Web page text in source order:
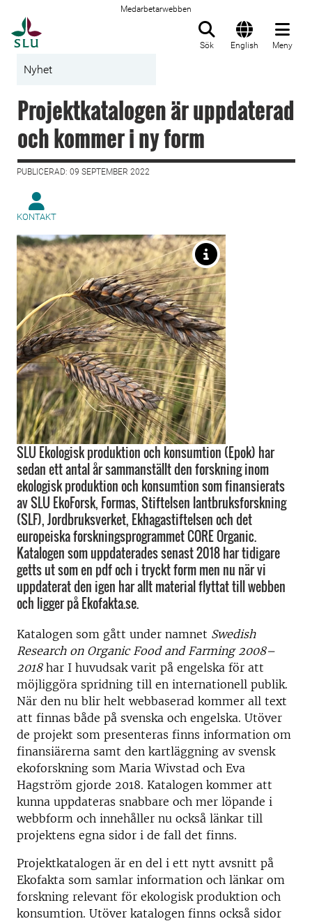
Medarbetarwebben
Sök English Meny
Nyhet
Projektkatalogen är uppdaterad
och kommer i ny form
PUBLICERAD: 09 SEPTEMBER 2022
KONTAKT
SLU Ekologisk produktion och konsumtion (Epok) har
sedan ett antal år sammanställt den forskning inom
ekologisk produktion och konsumtion som finansierats
av SLU EkoForsk, Formas, Stiftelsen lantbruksforskning
(SLF), Jordbruksverket, Ekhagastiftelsen och det
europeiska forskningsprogrammet CORE Organic.
Katalogen som uppdaterades senast 2018 har tidigare
getts ut som en pdf och i tryckt form men nu när vi
uppdaterat den igen har allt material flyttat till webben
och ligger på Ekofakta.se.
Katalogen som gått under namnet Swedish
Research on Organic Food and Farming 2008–
2018har I huvudsak varit på engelska för att
möjliggöra spridning till en internationell publik.
När den nu blir helt webbaserad kommer all text
att finnas både på svenska och engelska. Utöver
de projekt som presenteras finns information om
finansiärerna samt den kartläggning av svensk
ekoforskning som Maria Wivstad och Eva
Hagström gjorde 2018. Katalogen kommer att
kunna uppdateras snabbare och mer löpande i
webbform och innehåller nu också länkar till
projektens egna sidor i de fall det finns.
Projektkatalogen är en del i ett nytt avsnitt på
Ekofakta som samlar information och länkar om
forskning relevant för ekologisk produktion och
konsumtion. Utöver katalogen finns också sidor